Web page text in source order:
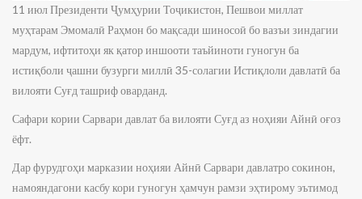
11 июл Президенти Ҷумҳурии Тоҷикистон, Пешвои миллат
муҳтарам Эмомалӣ Раҳмон бо мақсади шиносоӣ бо вазъи зиндагии
мардум, ифтитоҳи як қатор иншооти таъйиноти гуногун ба
истиқболи ҷашни бузурги миллӣ 35-солагии Истиқлоли давлатӣ ба
вилояти Суғд ташриф оварданд.
Сафари кории Сарвари давлат ба вилояти Суғд аз ноҳияи Айнӣ оғоз
ёфт.
Дар фурудгоҳи марказии ноҳияи Айнӣ Сарвари давлатро сокинон,
намояндагони касбу кори гуногун ҳамчун рамзи эҳтирому эътимод